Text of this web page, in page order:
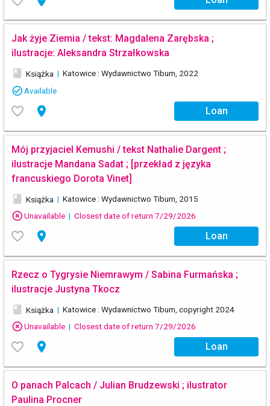
Jak żyje Ziemia / tekst: Magdalena Zarębska ;
ilustracje: Aleksandra Strzałkowska
book Książka | Katowice : Wydawnictwo Tibum, 2022
check_circle_outline Available
favorite_border place Loan
Mój przyjaciel Kemushi / tekst Nathalie Dargent ;
ilustracje Mandana Sadat ; [przekład z języka
francuskiego Dorota Vinet]
book Książka | Katowice : Wydawnictwo Tibum, 2015
highlight_offUnavailable | Closest date of return 7/29/2026
favorite_border place Loan
Rzecz o Tygrysie Niemrawym / Sabina Furmańska ;
ilustracje Justyna Tkocz
book Książka | Katowice : Wydawnictwo Tibum, copyright 2024
highlight_offUnavailable | Closest date of return 7/29/2026
favorite_border place Loan
O panach Palcach / Julian Brudzewski ; ilustrator
Paulina Procner